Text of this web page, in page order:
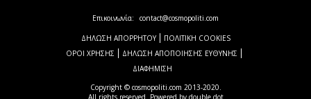
Copyright © cosmopoliti.com 2013-2020.
All rights reserved. Powered by double dot
Επικοινωνία: contact@cosmopoliti.com
ΔΗΛΩΣΗ ΑΠΟΡΡΗΤΟΥ
ΠΟΛΙΤΙΚΗ COOKIES
ΟΡΟΙ ΧΡΗΣΗΣ
ΔΗΛΩΣΗ ΑΠΟΠΟΙΗΣΗΣ ΕΥΘΥΝΗΣ
ΔΙΑΦΗΜΙΣΗ